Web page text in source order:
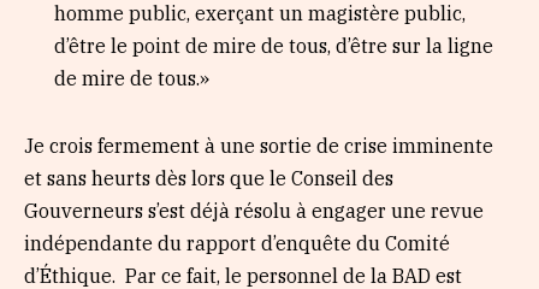
homme public, exerçant un magistère public,
d’être le point de mire de tous, d’être sur la ligne
de mire de tous.»
Je crois fermement à une sortie de crise imminente
et sans heurts dès lors que le Conseil des
Gouverneurs s’est déjà résolu à engager une revue
indépendante du rapport d’enquête du Comité
d’Éthique. Par ce fait, le personnel de la BAD est